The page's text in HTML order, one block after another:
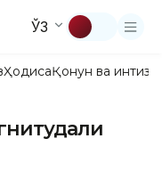
ЎЗ
ҲодисаҚонун ва